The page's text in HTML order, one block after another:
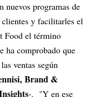
nuevos programas de
y facilitarles el
Food el término
ha comprobado que
ventas según
Brand &
-. "Y en ese